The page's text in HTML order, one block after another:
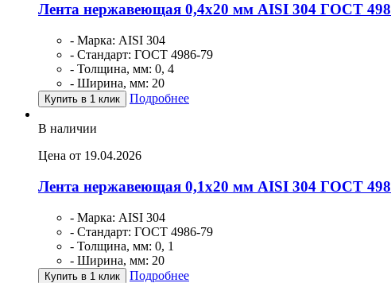
Лента нержавеющая 0,4х20 мм AISI 304 ГОСТ
- Марка: AISI 304
- Стандарт: ГОСТ 4986-79
- Толщина, мм: 0, 4
- Ширина, мм: 20
Купить в 1 клик Подробнее
В наличии
Цена от 19.04.2026
Лента нержавеющая 0,1х20 мм AISI 304 ГОСТ
- Марка: AISI 304
- Стандарт: ГОСТ 4986-79
- Толщина, мм: 0, 1
- Ширина, мм: 20
Купить в 1 клик Подробнее